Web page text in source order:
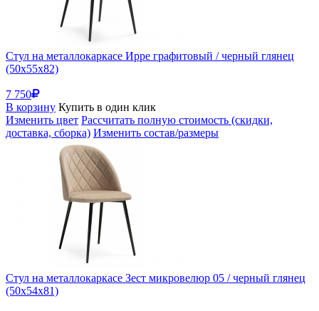
Стул на металлокаркасе Ирре графитовый / черный глянец
(50x55x82)
7 750
В корзину Купить в один клик
Изменить цвет Рассчитать полную стоимость (скидки,
доставка, сборка) Изменить состав/размеры
Стул на металлокаркасе Зест микровелюр 05 / черный глянец
(50x54x81)